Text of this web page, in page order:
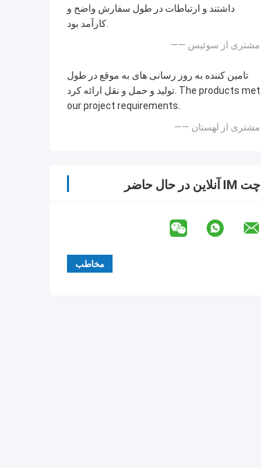
داشتند و ارتباطات در طول سفارش واضح و
کارآمد بود.
—— مشتری از سوئیس
تامین کننده به روز رسانی های به موقع در طول
تولید و حمل و نقل ارائه کرد. The products met
our project requirements.
—— مشتری از لهستان
چت IM آنلاین در حال حاضر